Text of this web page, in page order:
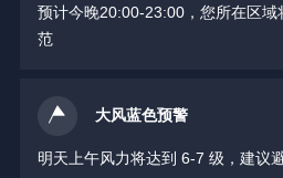
预计今晚20:00-23:00，您所在区
范
大风蓝色预警
明天上午风力将达到 6-7 级，建议